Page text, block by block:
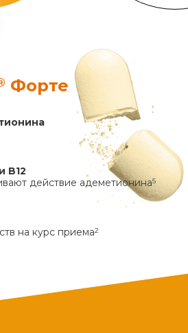
Форте
B12
действие адеметионина5
на курс приема2